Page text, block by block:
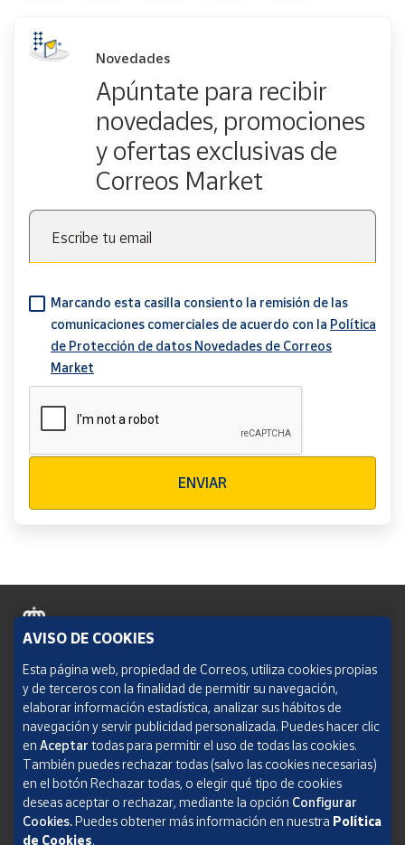
Novedades
Apúntate para recibir
novedades, promociones
y ofertas exclusivas de
Correos Market
Escribe tu email
Marcando esta casilla consiento la remisión de las
comunicaciones comerciales de acuerdo con la Política
de Protección de datos Novedades de Correos
Market
ENVIAR
Política de cookies
Aviso legal
Condiciones del servicio
Política de Privacidad Web
Informe de transparencia
SOCIEDAD ESTATAL CORREOS Y TELÉGRAFOS, S.A., S.M.E. Todos los derechos
AVISO DE COOKIES
Esta página web, propiedad de Correos, utiliza cookies propias
y de terceros con la finalidad de permitir su navegación,
elaborar información estadística, analizar sus hábitos de
navegación y servir publicidad personalizada. Puedes hacer clic
en Aceptar todas para permitir el uso de todas las cookies.
También puedes rechazar todas (salvo las cookies necesarias)
en el botón Rechazar todas, o elegir qué tipo de cookies
deseas aceptar o rechazar, mediante la opción Configurar
Cookies.Puedes obtener más información en nuestra Política
de Cookies.